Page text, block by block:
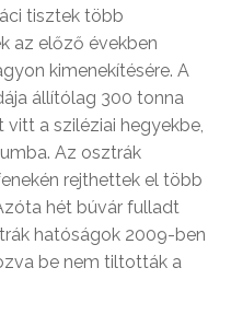
tisztek több
az előző években
kimenekítésére. A
állítólag 300 tonna
a sziléziai hegyekbe,
Az osztrák
rejthettek el több
hét búvár fulladt
hatóságok 2009-ben
be nem tiltották a